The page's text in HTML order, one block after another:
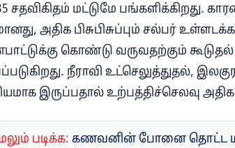
சதவிகிதம் மட்டுமே பங்களிக்கிறது.
அதிக பிசுபிசுப்பும் சல்பர்
கொண்டு வருவதற்கும்
நீராவி உட்செலுத்துதல்,
இருப்பதால் உற்பத்திச்செலவு
படிக்க: கணவனின் போனை தொட்ட